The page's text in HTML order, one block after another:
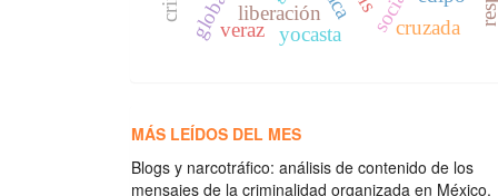
liberación
yocasta
veraz cruzada
MÁS LEÍDOS DEL MES
Blogs y narcotráfico: análisis de contenido de los
mensajes de la criminalidad organizada en México.